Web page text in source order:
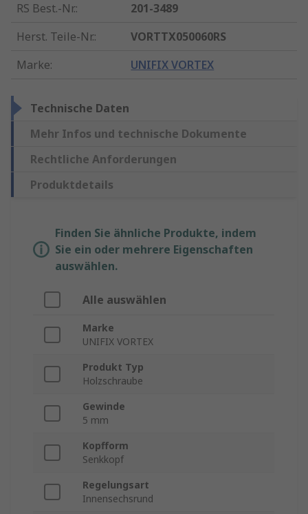
RS Best.-Nr.:
201-3489
Herst. Teile-Nr.:
VORTTX050060RS
Marke: UNIFIX VORTEX
Technische Daten
Mehr Infos und technische Dokumente
Rechtliche Anforderungen
Produktdetails
Finden Sie ähnliche Produkte, indem
Sie ein oder mehrere Eigenschaften
auswählen.
Alle auswählen
Marke
UNIFIX VORTEX
Produkt Typ
Holzschraube
Gewinde
5 mm
Kopfform
Senkkopf
Regelungsart
Innensechsrund